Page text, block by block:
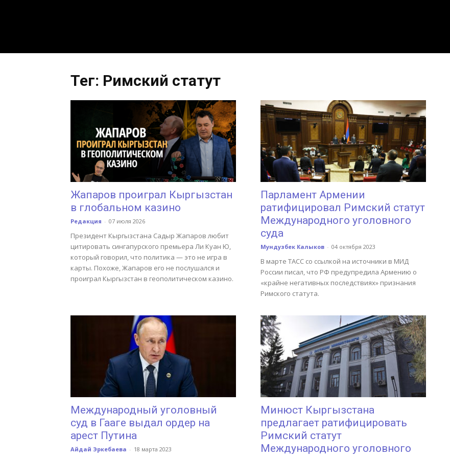
Тег: Римский статут
Жапаров проиграл Кыргызстан
в глобальном казино
Редакция - 07 июля 2026
Президент Кыргызстана Садыр Жапаров любит
цитировать сингапурского премьера Ли Куан Ю,
который говорил, что политика — это не игра в
карты. Похоже, Жапаров его не послушался и
проиграл Кыргызстан в геополитическом казино.
Парламент Армении
ратифицировал Римский статут
Международного уголовного
суда
Мундузбек Калыков - 04 октября 2023
В марте ТАСС со ссылкой на источники в МИД
России писал, что РФ предупредила Армению о
«крайне негативных последствиях» признания
Римского статута.
Международный уголовный
суд в Гааге выдал ордер на
арест Путина
Айдай Эркебаева - 18 марта 2023
Минюст Кыргызстана
предлагает ратифицировать
Римский статут
Международного уголовного